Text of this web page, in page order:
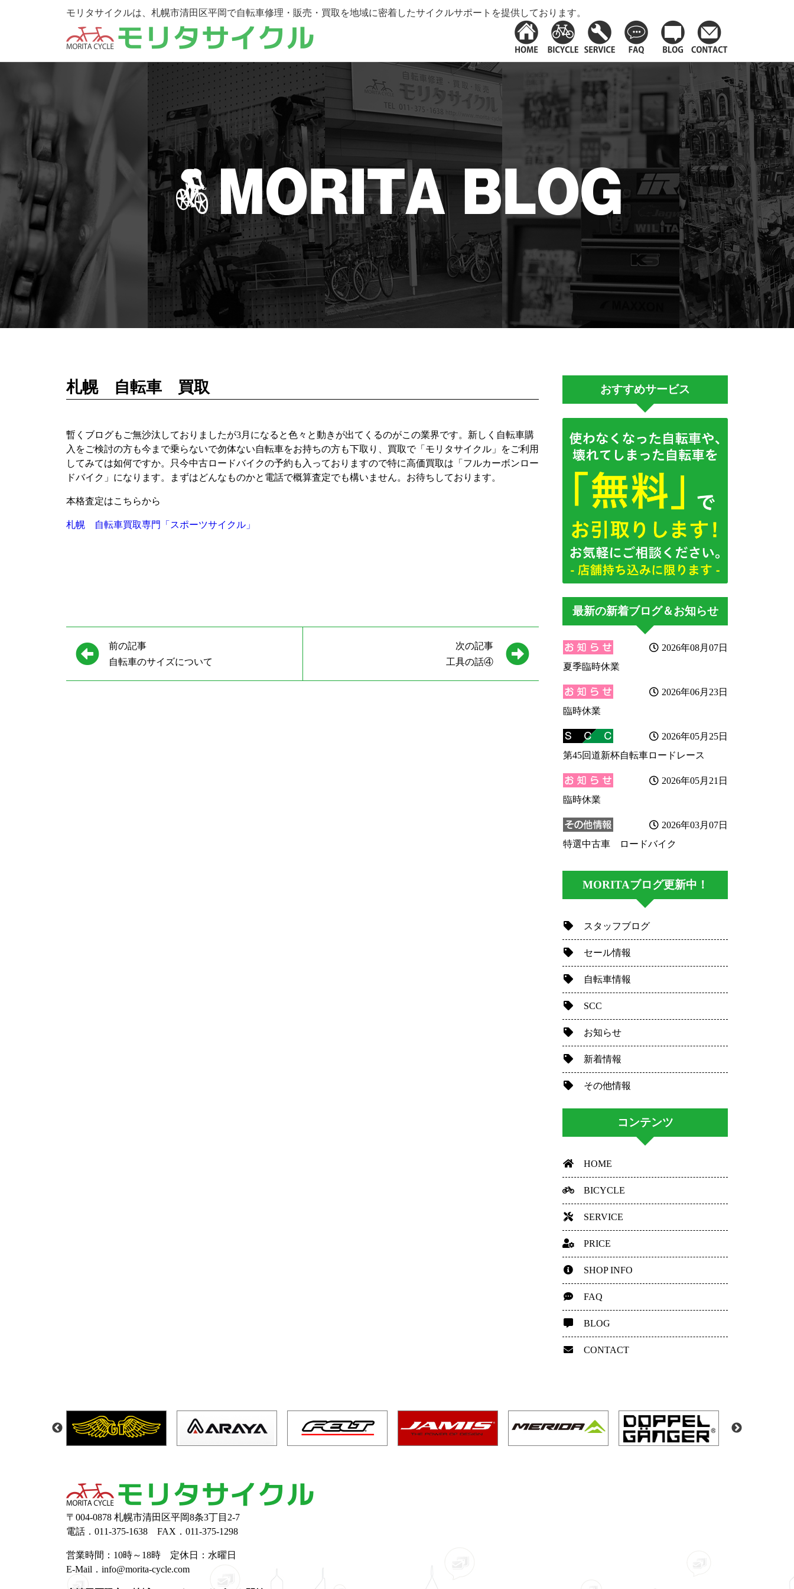
モリタサイクルは、札幌市清田区平岡で自転車修理・販売・買取を地域に密着したサイクルサポートを提供しております。
札幌 自転車 買取
暫くブログもご無沙汰しておりましたが3月になると色々と動きが出てくるのがこの業界です。新しく自転車購
入をご検討の方も今まで乗らないで勿体ない自転車をお持ちの方も下取り、買取で「モリタサイクル」をご利用
してみては如何ですか。只今中古ロードバイクの予約も入っておりますので特に高価買取は「フルカーボンロー
ドバイク」になります。まずはどんなものかと電話で概算査定でも構いません。お待ちしております。
本格査定はこちらから
札幌 自転車買取専門「スポーツサイクル」
前の記事
自転車のサイズについて
次の記事
工具の話④
おすすめサービス
最新の新着ブログ＆お知らせ
2026年08月07日
夏季臨時休業
2026年06月23日
臨時休業
2026年05月25日
第45回道新杯自転車ロードレース
2026年05月21日
臨時休業
2026年03月07日
特選中古車 ロードバイク
MORITAブログ更新中！
スタッフブログ
セール情報
自転車情報
SCC
お知らせ
新着情報
その他情報
コンテンツ
HOME
BICYCLE
SERVICE
PRICE
SHOP INFO
FAQ
BLOG
CONTACT
〒004-0878 札幌市清田区平岡8条3丁目2-7
電話．011-375-1638 FAX．011-375-1298
営業時間：10時～18時 定休日：水曜日
E-Mail．info@morita-cycle.com